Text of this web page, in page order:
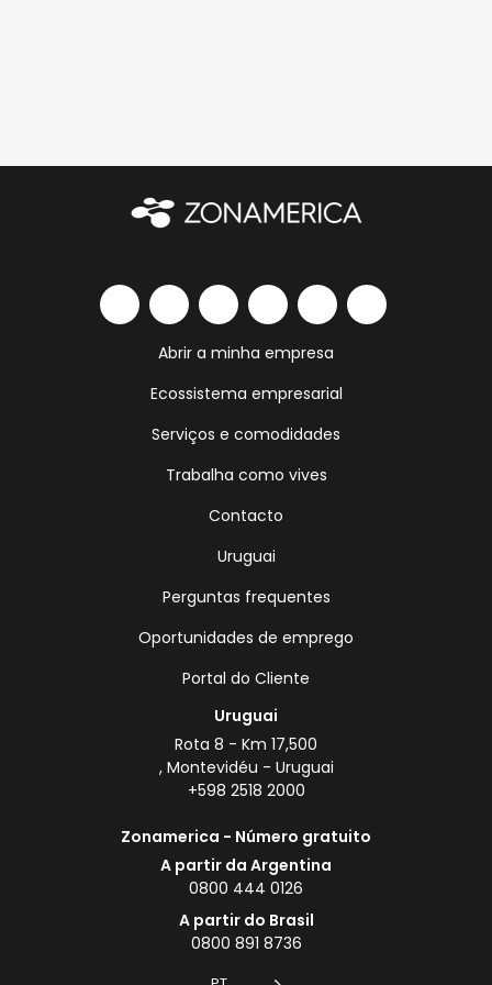
Abrir a minha empresa
Ecossistema empresarial
Serviços e comodidades
Trabalha como vives
Contacto
Uruguai
Perguntas frequentes
Oportunidades de emprego
Portal do Cliente
Uruguai
Rota 8 - Km 17,500
, Montevidéu - Uruguai
+598 2518 2000
Zonamerica - Número gratuito
A partir da Argentina
0800 444 0126
A partir do Brasil
0800 891 8736